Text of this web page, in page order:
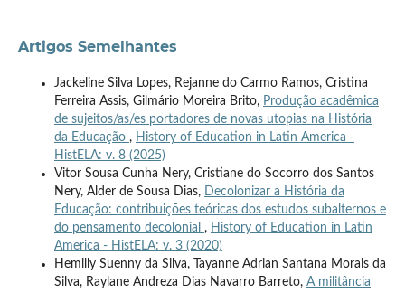
Artigos Semelhantes
Jackeline Silva Lopes, Rejanne do Carmo Ramos, Cristina
Ferreira Assis, Gilmário Moreira Brito, Produção acadêmica
de sujeitos/as/es portadores de novas utopias na História
da Educação , History of Education in Latin America -
HistELA: v. 8 (2025)
Vitor Sousa Cunha Nery, Cristiane do Socorro dos Santos
Nery, Alder de Sousa Dias, Decolonizar a História da
Educação: contribuições teóricas dos estudos subalternos e
do pensamento decolonial , History of Education in Latin
America - HistELA: v. 3 (2020)
Hemilly Suenny da Silva, Tayanne Adrian Santana Morais da
Silva, Raylane Andreza Dias Navarro Barreto, A militância